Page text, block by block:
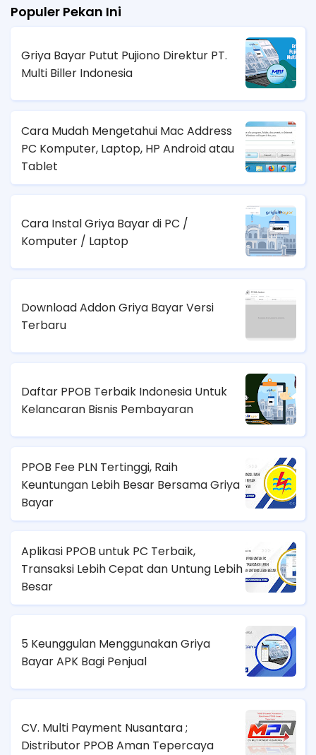
Populer Pekan Ini
Griya Bayar Putut Pujiono Direktur PT.
Multi Biller Indonesia
Cara Mudah Mengetahui Mac Address
PC Komputer, Laptop, HP Android atau
Tablet
Cara Instal Griya Bayar di PC /
Komputer / Laptop
Download Addon Griya Bayar Versi
Terbaru
Daftar PPOB Terbaik Indonesia Untuk
Kelancaran Bisnis Pembayaran
PPOB Fee PLN Tertinggi, Raih
Keuntungan Lebih Besar Bersama Griya
Bayar
Aplikasi PPOB untuk PC Terbaik,
Transaksi Lebih Cepat dan Untung Lebih
Besar
5 Keunggulan Menggunakan Griya
Bayar APK Bagi Penjual
CV. Multi Payment Nusantara ;
Distributor PPOB Aman Tepercaya